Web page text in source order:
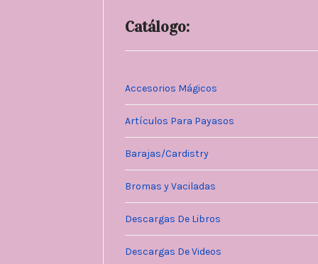
Catálogo:
Accesorios Mágicos
Artículos Para Payasos
Barajas/Cardistry
Bromas y Vaciladas
Descargas De Libros
Descargas De Videos